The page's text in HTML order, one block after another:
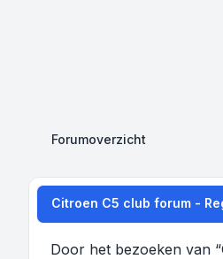
Forumoverzicht
Citroen C5 club forum -
Door het bezoeken van